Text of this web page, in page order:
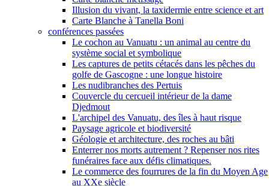
Illusion du vivant, la taxidermie entre science et art
Carte Blanche à Tanella Boni
conférences passées
Le cochon au Vanuatu : un animal au centre du
système social et symbolique
Les captures de petits cétacés dans les pêches du
golfe de Gascogne : une longue histoire
Les nudibranches des Pertuis
Couvercle du cercueil intérieur de la dame
Djedmout
L'archipel des Vanuatu, des îles à haut risque
Paysage agricole et biodiversité
Géologie et architecture, des roches au bâti
Enterrer nos morts autrement ? Repenser nos rites
funéraires face aux défis climatiques.
Le commerce des fourrures de la fin du Moyen Age
au XXe siècle